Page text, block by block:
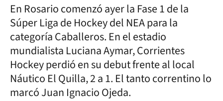
En Rosario comenzó ayer la Fase 1 de la
Súper Liga de Hockey del NEA para la
categoría Caballeros. En el estadio
mundialista Luciana Aymar, Corrientes
Hockey perdió en su debut frente al local
Náutico El Quilla, 2 a 1. El tanto correntino lo
marcó Juan Ignacio Ojeda.